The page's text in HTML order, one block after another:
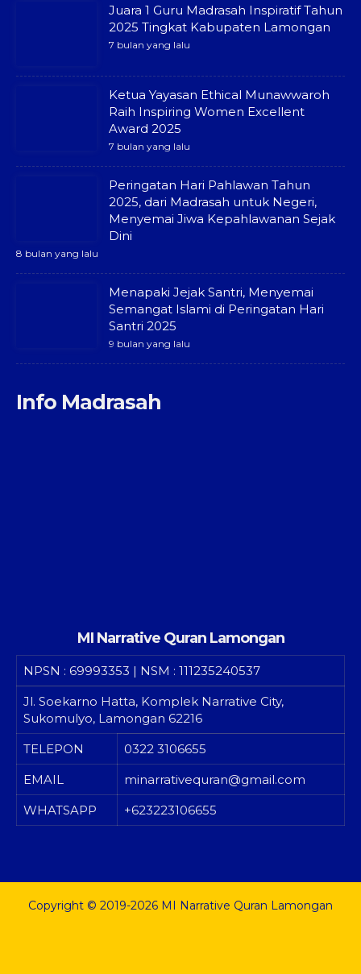
Juara 1 Guru Madrasah Inspiratif Tahun
2025 Tingkat Kabupaten Lamongan
7 bulan yang lalu
Ketua Yayasan Ethical Munawwaroh
Raih Inspiring Women Excellent
Award 2025
7 bulan yang lalu
Peringatan Hari Pahlawan Tahun
2025, dari Madrasah untuk Negeri,
Menyemai Jiwa Kepahlawanan Sejak
Dini
8 bulan yang lalu
Menapaki Jejak Santri, Menyemai
Semangat Islami di Peringatan Hari
Santri 2025
9 bulan yang lalu
Info Madrasah
MI Narrative Quran Lamongan
NPSN : 69993353 | NSM : 111235240537
Jl. Soekarno Hatta, Komplek Narrative City,
Sukomulyo, Lamongan 62216
TELEPON
0322 3106655
EMAIL
minarrativequran@gmail.com
WHATSAPP
+623223106655
Copyright © 2019-2026 MI Narrative Quran Lamongan